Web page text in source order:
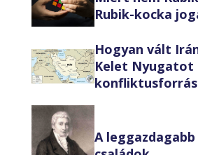
Rubik-kocka
Hogyan vált
Kelet Nyugatot
A